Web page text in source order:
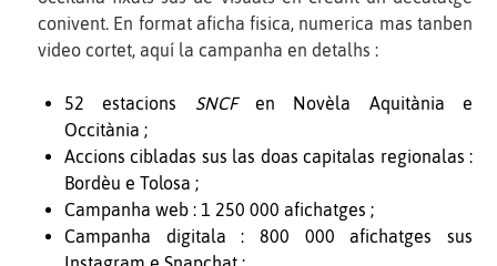
conivent. En format aficha fisica, numerica mas tanben
video cortet, aquí la campanha en detalhs :
52 estacions SNCFen Novèla Aquitània e
Occitània ;
Accions cibladas sus las doas capitalas regionalas :
Bordèu e Tolosa ;
Campanha web : 1 250 000 afichatges ;
Campanha digitala : 800 000 afichatges sus